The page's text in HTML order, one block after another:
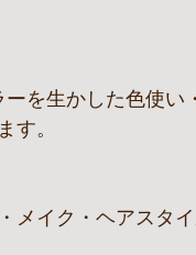
を生かした色使い
す。
メイク・ヘアスタ